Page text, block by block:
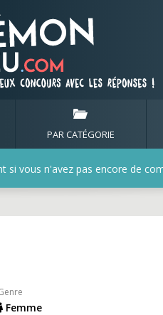
PAR CATÉGORIE
si vous n'avez pas encore de
Femme